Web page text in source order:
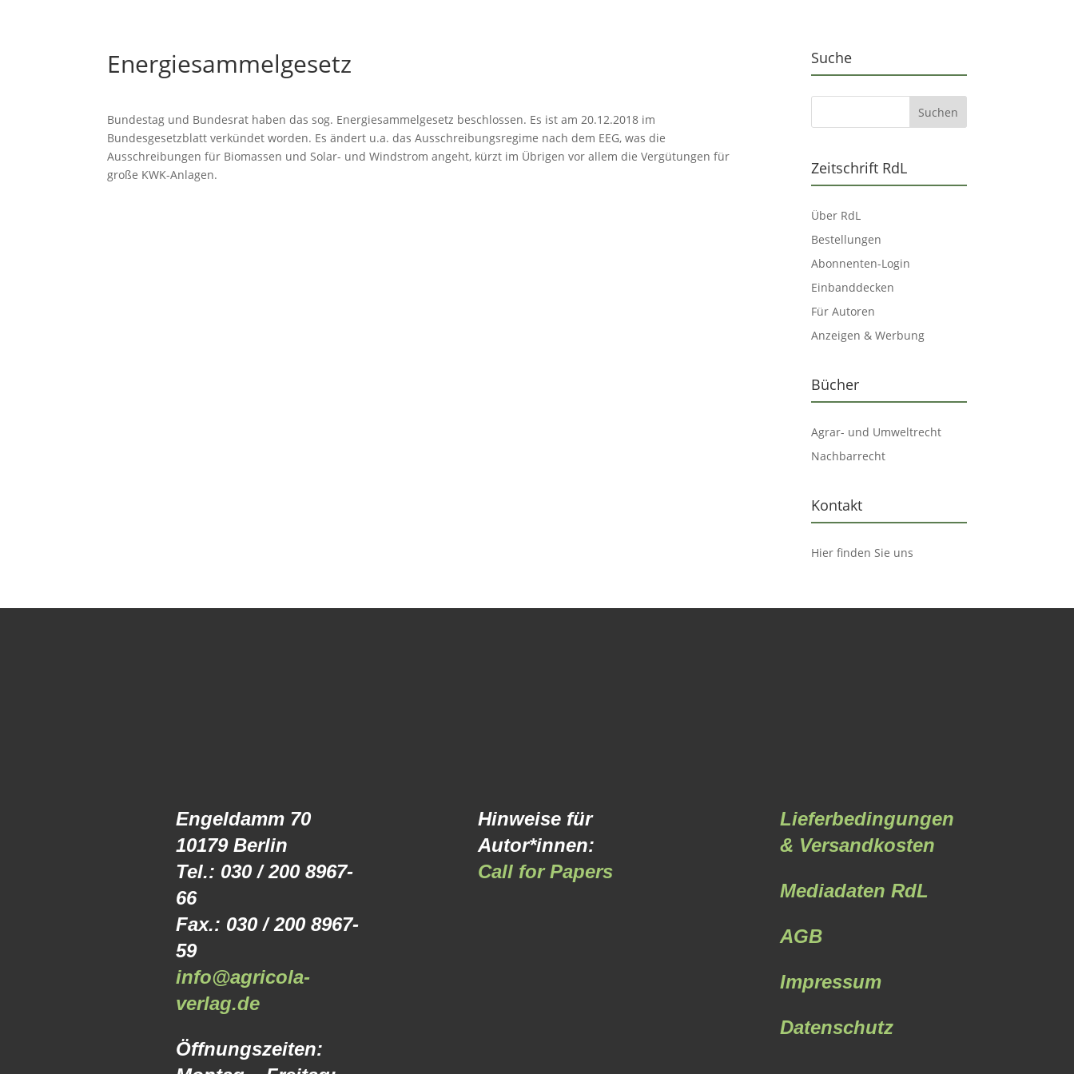
Energiesammelgesetz
Bundestag und Bundesrat haben das sog. Energiesammelgesetz beschlossen. Es ist am 20.12.2018 im
Bundesgesetzblatt verkündet worden. Es ändert u.a. das Ausschreibungsregime nach dem EEG, was die
Ausschreibungen für Biomassen und Solar- und Windstrom angeht, kürzt im Übrigen vor allem die Vergütungen für
große KWK-Anlagen.
Suche
Zeitschrift RdL
Über RdL
Bestellungen
Abonnenten-Login
Einbanddecken
Für Autoren
Anzeigen & Werbung
Bücher
Agrar- und Umweltrecht
Nachbarrecht
Kontakt
Hier finden Sie uns
Engeldamm 70
10179 Berlin
Tel.: 030 / 200 8967-
66
Fax.: 030 / 200 8967-
59
info@agricola-
verlag.de
Öffnungszeiten:
Hinweise für
Autor*innen:
Call for Papers
Lieferbedingungen
& Versandkosten
Mediadaten RdL
AGB
Impressum
Datenschutz